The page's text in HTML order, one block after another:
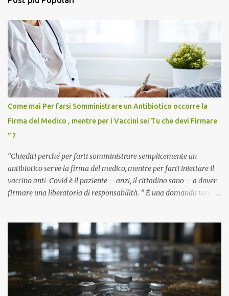
Come mai Per farsi Somministrare un Antibiotico occorre la
Firma del Medico , mentre per i Vaccini sei Tu che devi Firmare
” ?
“Chiediti perché per farti somministrare semplicemente un
antibiotico serve la firma del medico, mentre per farti iniettare il
vaccino anti-Covid è il paziente – anzi, il cittadino sano – a dover
firmare una liberatoria di responsabilità. ” È una domanda tanto
pandemia. Un interrogativo che dovrebbe scuotere chiunque abbia
ancora il coraggio di pensare con la propria testa. Per il vaccino
anti-Covid, un pro-farmaco, con autorizzazione condizionata,
sviluppato in tempi record, con tecnologie mai utilizzate prima su
larga scala, ancora oggetto di studio e di discussione
internazionale serve solo una firma. La tua. Lo si somministra